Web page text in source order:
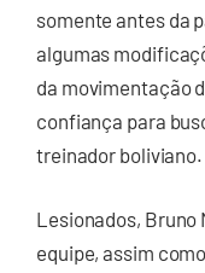
somente antes da
algumas
da movimentação
confiança para
treinador boliviano.
Lesionados, Bruno
equipe, assim